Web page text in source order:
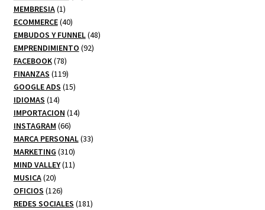
MEMBRESIA 11
producto
ECOMMERCE 4040
productos
EMBUDOS Y FUNNEL 4848
EMPRENDIMIENTO 9292
FACEBOOK 7878
productos
FINANZAS 119119
productos
GOOGLE ADS 1515
IDIOMAS 1414
productos
IMPORTACION 1414
INSTAGRAM 6666
productos
MARCA PERSONAL 3333
MARKETING 310310
productos
MIND VALLEY 1111
MUSICA 2020
productos
OFICIOS 126126
productos
REDES SOCIALES 181181